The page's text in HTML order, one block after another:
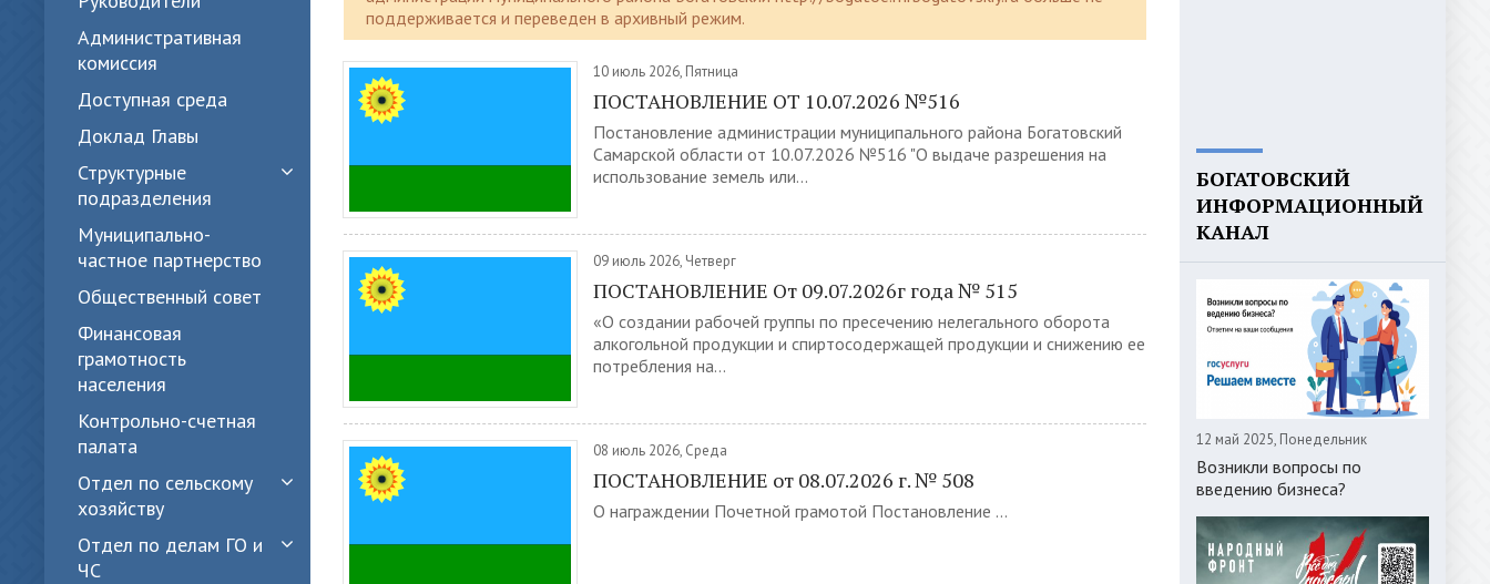
Административная
комиссия
Доступная среда
Доклад Главы
Структурные
подразделения
Муниципально-
частное партнерство
Общественный совет
Финансовая
грамотность
населения
Контрольно-счетная
палата
Отдел по сельскому
хозяйству
Отдел по делам ГО и
ЧС
поддерживается и переведен в архивный режим.
10 июль 2026, Пятница
ПОСТАНОВЛЕНИЕ ОТ 10.07.2026 №516
Постановление администрации муниципального района Богатовский
Самарской области от 10.07.2026 №516 "О выдаче разрешения на
использование земель или...
09 июль 2026, Четверг
ПОСТАНОВЛЕНИЕ От 09.07.2026г года № 515
«О создании рабочей группы по пресечению нелегального оборота
алкогольной продукции и спиртосодержащей продукции и снижению ее
потребления на...
08 июль 2026, Среда
ПОСТАНОВЛЕНИЕ от 08.07.2026 г. № 508
О награждении Почетной грамотой Постановление ...
БОГАТОВСКИЙ
ИНФОРМАЦИОННЫЙ
КАНАЛ
12 май 2025, Понедельник
Возникли вопросы по
введению бизнеса?